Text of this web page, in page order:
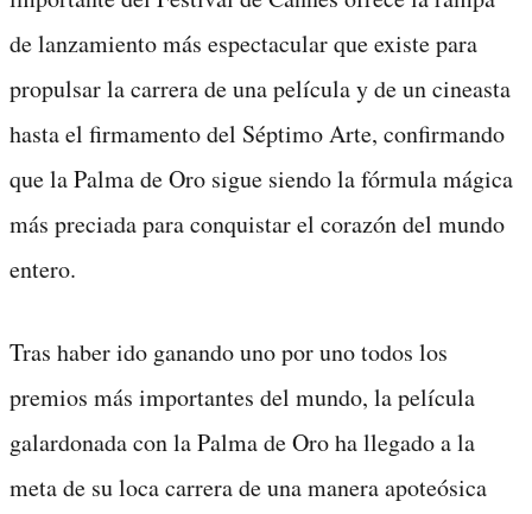
de lanzamiento más espectacular que existe para
propulsar la carrera de una película y de un cineasta
hasta el firmamento del Séptimo Arte, confirmando
que la Palma de Oro sigue siendo la fórmula mágica
más preciada para conquistar el corazón del mundo
entero.
Tras haber ido ganando uno por uno todos los
premios más importantes del mundo, la película
galardonada con la Palma de Oro ha llegado a la
meta de su loca carrera de una manera apoteósica